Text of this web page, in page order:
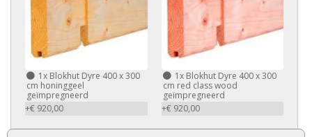
1x Blokhut Dyre 400 x 300
cm honinggeel
geïmpregneerd
+€ 920,00
1xBlokhut Dyre 400 x 300
cm red class wood
geïmpregneerd
+€ 920,00